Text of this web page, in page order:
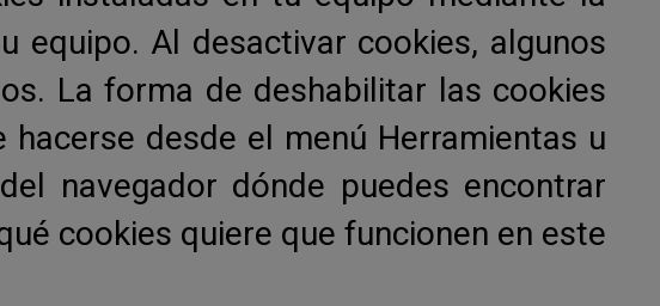
equipo. Al desactivar cookies, algunos
La forma de deshabilitar las cookies
desde el menú Herramientas u
navegador dónde puedes encontrar
cookies quiere que funcionen en este